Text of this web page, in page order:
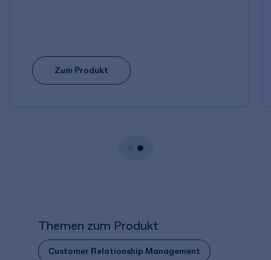
Zum Produkt
Themen zum Produkt
Customer Relationship Management